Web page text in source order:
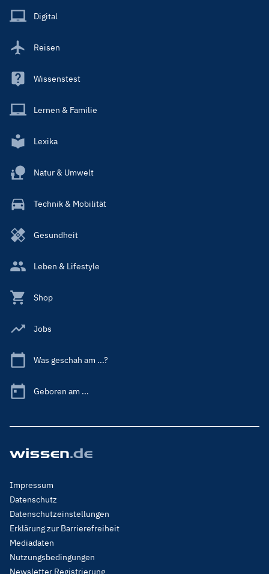
Main
Digital
Reisen
Wissenstest
Lernen & Familie
Lexika
Natur & Umwelt
Technik & Mobilität
Gesundheit
Leben & Lifestyle
Shop
Jobs
Was geschah am ...?
Geboren am ...
Footer
Menu
Legal
Impressum
Datenschutz
Datenschutzeinstellungen
Erklärung zur Barrierefreiheit
Mediadaten
Nutzungsbedingungen
Newsletter Registrierung